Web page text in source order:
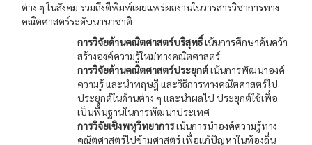
ต่าง ๆ ในสังคม รวมถึงตีพิมพ์เผยแพร่ผลงานในวารสารวิชาการทาง
คณิตศาสตร์ระดับนานาชาติ
การวิจัยด้านคณิตศาสตร์บริสุทธิ์เน้นการศึกษาค้นคว้า
สร้างองค์ความรู้ใหม่ทางคณิตศาสตร์
การวิจัยด้านคณิตศาสตร์ประยุกต์เน้นการพัฒนาองค์
ความรู้ และนำทฤษฎี และวิธีการทางคณิตศาสตร์ไป
ประยุกต์ในด้านต่าง ๆ และนำผลไป ประยุกต์ใช้เพื่อ
เป็นพื้นฐานในการพัฒนาประเทศ
การวิจัยเชิงพหุวิทยาการเน้นการนำองค์ความรู้ทาง
คณิตศาสตร์ไปข้ามศาสตร์ เพื่อแก้ปัญหาในท้องถิ่น